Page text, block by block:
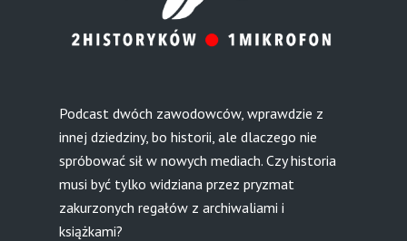
Podcast dwóch zawodowców, wprawdzie z
innej dziedziny, bo historii, ale dlaczego nie
spróbować sił w nowych mediach. Czy historia
musi być tylko widziana przez pryzmat
zakurzonych regałów z archiwaliami i
książkami?